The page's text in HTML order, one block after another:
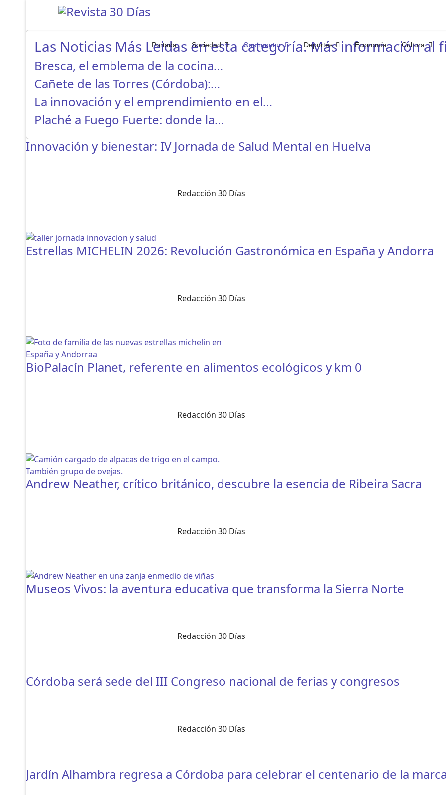
Portada Sociedad Gastronotur Deportes Economía Cultura
Las Noticias Más Leidas en esta categoría. Más información al
Bresca, el emblema de la cocina…
Cañete de las Torres (Córdoba):…
La innovación y el emprendimiento en el…
Plaché a Fuego Fuerte: donde la…
Innovación y bienestar: IV Jornada de Salud Mental en Huelva
Redacción 30 Días
Estrellas MICHELIN 2026: Revolución Gastronómica en España y Andorra
Redacción 30 Días
BioPalacín Planet, referente en alimentos ecológicos y km 0
Redacción 30 Días
Andrew Neather, crítico británico, descubre la esencia de Ribeira Sacra
Redacción 30 Días
Museos Vivos: la aventura educativa que transforma la Sierra Norte
Redacción 30 Días
Córdoba será sede del III Congreso nacional de ferias y congresos
Redacción 30 Días
Jardín Alhambra regresa a Córdoba para celebrar el centenario de la